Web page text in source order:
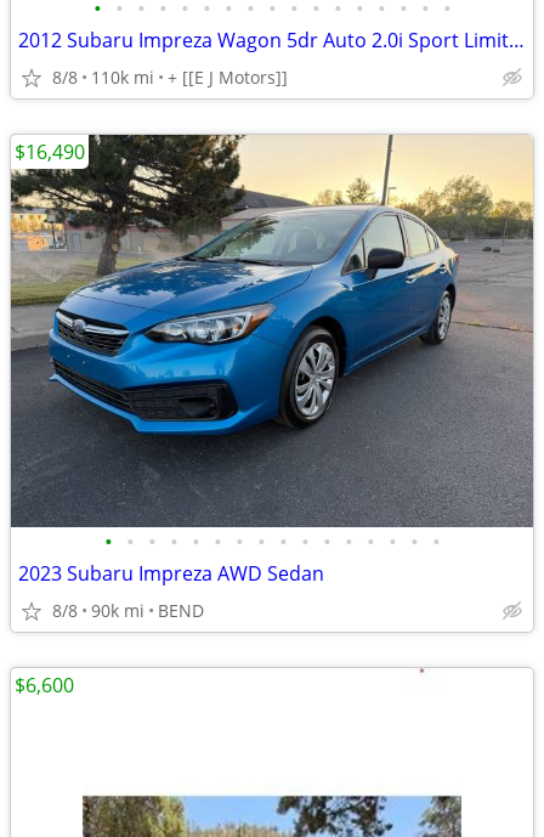
• • • • • • • • • • • • • • • • •
2012 Subaru Impreza Wagon 5dr Auto 2.0i Sport Limited
8/8 110k mi + [[E J Motors]]
• • • • • • • • • • • • • • • •
2023 Subaru Impreza AWD Sedan
8/8 90k mi BEND
$16,490
$6,600